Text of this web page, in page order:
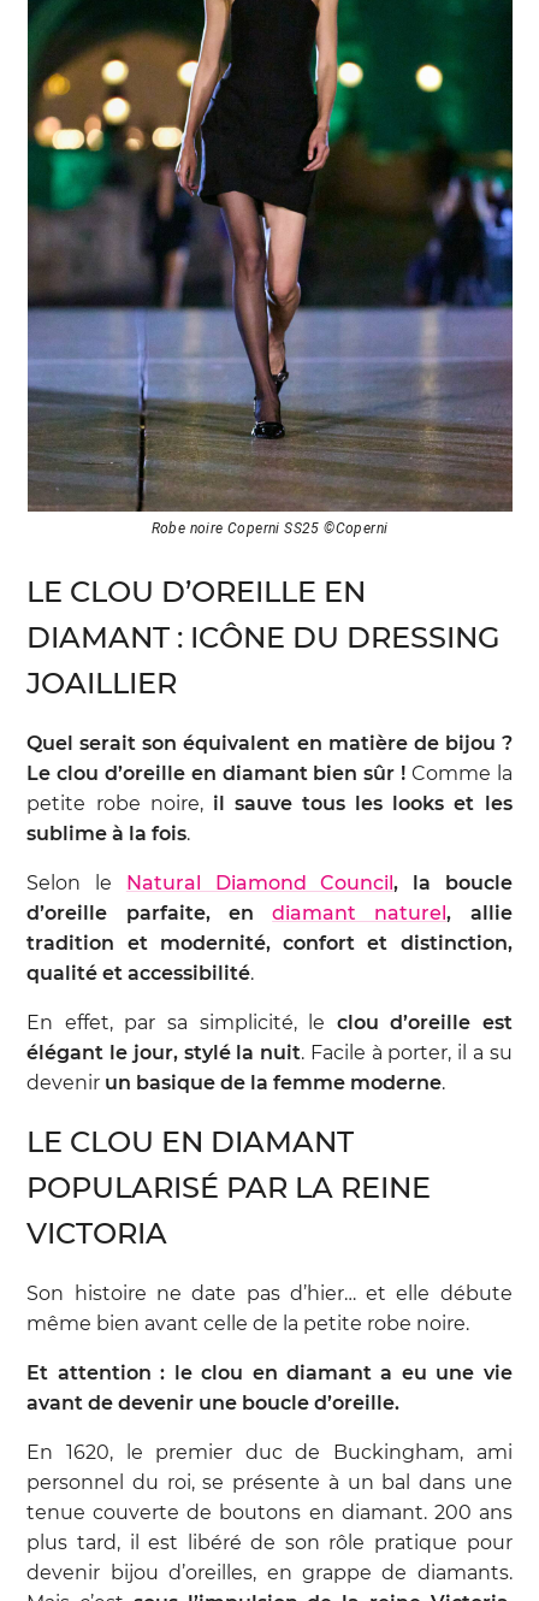
Robe noire Coperni SS25 ©Coperni
LE CLOU D’OREILLE EN
DIAMANT : ICÔNE DU DRESSING
JOAILLIER
Quel serait son équivalent en matière de bijou ?
Le clou d’oreille en diamant bien sûr ! Comme la
petite robe noire, il sauve tous les looks et les
sublime à la fois.
Selon le Natural Diamond Council, la boucle
d’oreille parfaite, endiamant naturel, allie
tradition et modernité, confort et distinction,
qualité et accessibilité.
En effet, par sa simplicité, le clou d’oreille est
élégant le jour, stylé la nuit. Facile à porter, il a su
devenir un basique de la femme moderne.
LE CLOU EN DIAMANT
POPULARISÉ PAR LA REINE
VICTORIA
Son histoire ne date pas d’hier… et elle débute
même bien avant celle de la petite robe noire.
Et attention : le clou en diamant a eu une vie
avant de devenir une boucle d’oreille.
En 1620, le premier duc de Buckingham, ami
personnel du roi, se présente à un bal dans une
tenue couverte de boutons en diamant. 200 ans
plus tard, il est libéré de son rôle pratique pour
devenir bijou d’oreilles, en grappe de diamants.